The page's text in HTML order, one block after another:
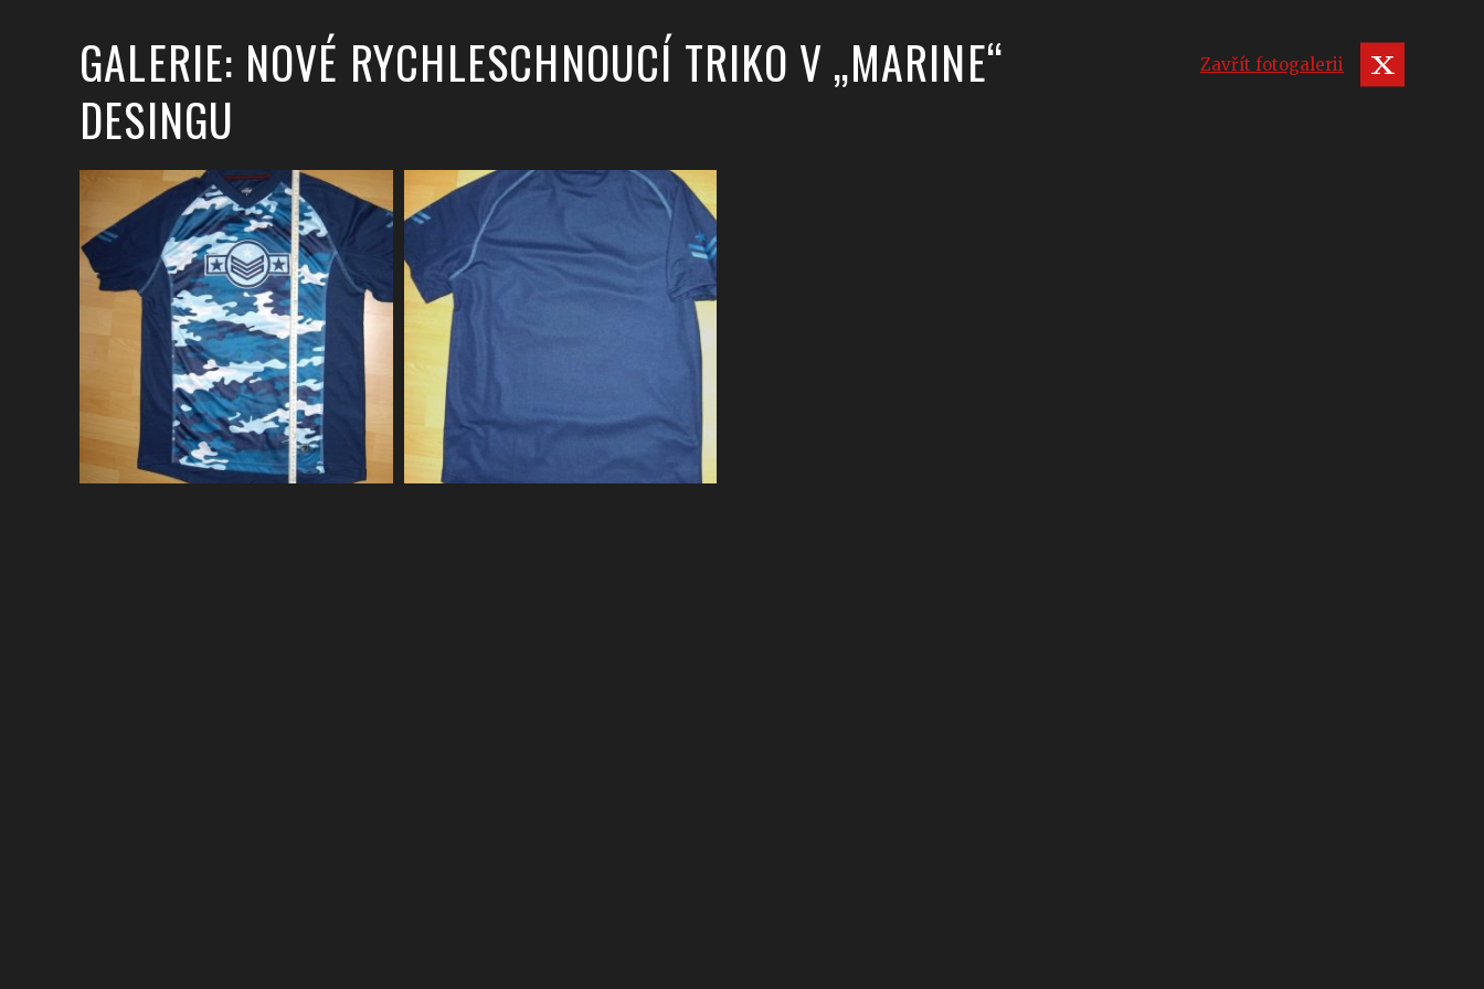
GALERIE: NOVÉ RYCHLESCHNOUCÍ TRIKO V „MARINE“
DESINGU
Zavřít fotogalerii